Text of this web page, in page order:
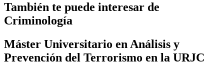
También te puede interesar de
Criminología
Máster Universitario en Análisis y
Prevención del Terrorismo en la URJC